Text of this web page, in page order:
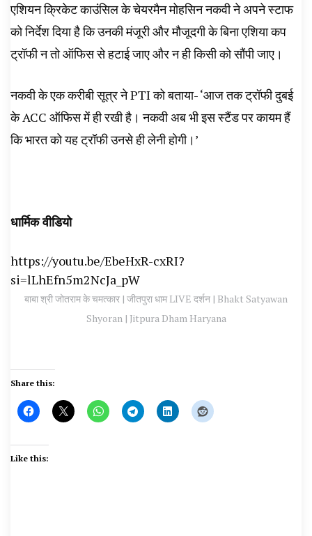
एशियन क्रिकेट काउंसिल के चेयरमैन मोहसिन नकवी ने अपने स्टाफ
को निर्देश दिया है कि उनकी मंजूरी और मौजूदगी के बिना एशिया कप
ट्रॉफी न तो ऑफिस से हटाई जाए और न ही किसी को सौंपी जाए।
नकवी के एक करीबी सूत्र ने PTI को बताया- ‘आज तक ट्रॉफी दुबई
के ACC ऑफिस में ही रखी है। नकवी अब भी इस स्टैंड पर कायम हैं
कि भारत को यह ट्रॉफी उनसे ही लेनी होगी।’
धार्मिक वीडियो
https://youtu.be/EbeHxR-cxRI?
si=lLhEfn5m2NcJa_pW
बाबा श्री जोतराम के चमत्कार | जीतपुरा धाम LIVE दर्शन | Bhakt Satyawan
Shyoran | Jitpura Dham Haryana
Share this:
Like this: